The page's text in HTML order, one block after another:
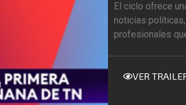
El ciclo ofrece
noticias
profesionales
VER